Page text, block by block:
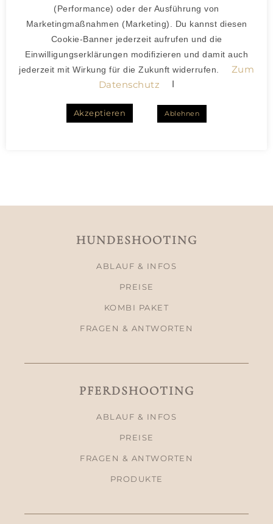
HUNDESHOOTING
ABLAUF & INFOS
PREISE
KOMBI PAKET
FRAGEN & ANTWORTEN
PFERDSHOOTING
ABLAUF & INFOS
PREISE
FRAGEN & ANTWORTEN
PRODUKTE
(Performance) oder der Ausführung von
Marketingmaßnahmen (Marketing). Du kannst diesen
Cookie-Banner jederzeit aufrufen und die
Einwilligungserklärungen modifizieren und damit auch
jederzeit mit Wirkung für die Zukunft widerrufen.
Zum
Datenschutz
I
Akzeptieren Ablehnen